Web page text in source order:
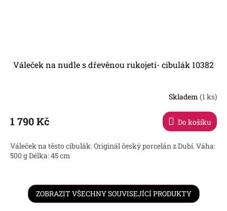
Váleček na nudle s dřevěnou rukojetí- cibulák 10382
Skladem (1 ks)
1 790 Kč Do košíku
Váleček na těsto cibulák. Originál český porcelán z Dubí. Váha:
500 g Délka: 45 cm
ZOBRAZIT VŠECHNY SOUVISEJÍCÍ PRODUKTY